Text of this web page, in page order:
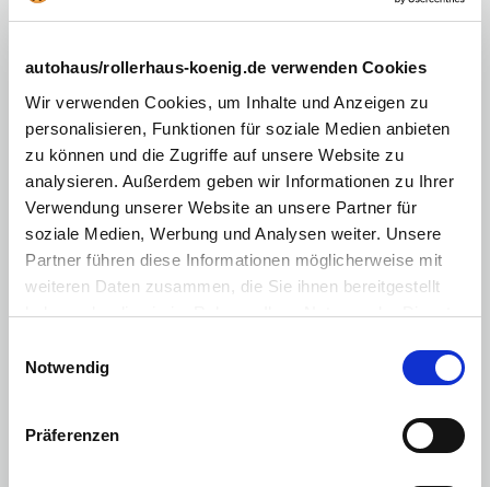
autohaus/rollerhaus-koenig.de verwenden Cookies
Wir verwenden Cookies, um Inhalte und Anzeigen zu
personalisieren, Funktionen für soziale Medien anbieten
zu können und die Zugriffe auf unsere Website zu
analysieren. Außerdem geben wir Informationen zu Ihrer
Verwendung unserer Website an unsere Partner für
soziale Medien, Werbung und Analysen weiter. Unsere
Partner führen diese Informationen möglicherweise mit
weiteren Daten zusammen, die Sie ihnen bereitgestellt
haben oder die sie im Rahmen Ihrer Nutzung der Dienste
Cookies, wenn Sie unsere Webseite weiterhin nutzen.
Notwendig
Präferenzen
Außenspiegel abklappbar
Fahrersitz höhenverstellbar
Vordersitze höhenverstellbar
Touchscreen